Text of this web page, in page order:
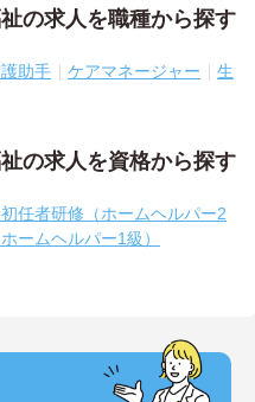
の求人を職種から探す
助手 ケアマネージャー
生
の求人を資格から探す
任者研修（ホームヘルパー2
ームヘルパー1級）